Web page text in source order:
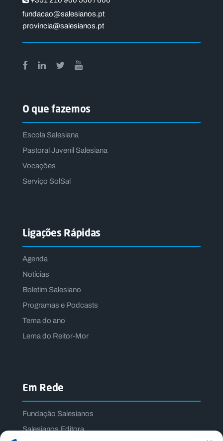
fundacao@salesianos.pt
provincia@salesianos.pt
O que fazemos
Escola Salesiana
Pastoral Juvenil Salesiana
Vocações
Serviço SolSal
Ligações Rápidas
Agenda
Notícias
Boletim Salesiano
Programas e Podcasts
Tema do ano
Lema do Reitor-Mor
Em Rede
Fundação Salesianos
Salesianos Editora